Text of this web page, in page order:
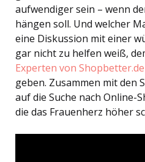
aufwendiger sein – wenn
hängen soll. Und welcher
eine Diskussion mit einer
gar nicht zu helfen weiß,
Experten von Shopbetter.de
geben. Zusammen mit den
auf die Suche nach Online-
die das Frauenherz höher